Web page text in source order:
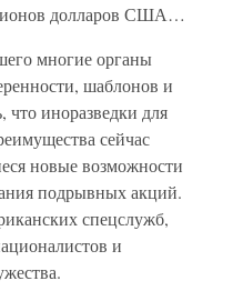
долларов США…
многие органы
шаблонов и
что иноразведки для
сейчас
новые возможности
подрывных акций.
спецслужб,
и